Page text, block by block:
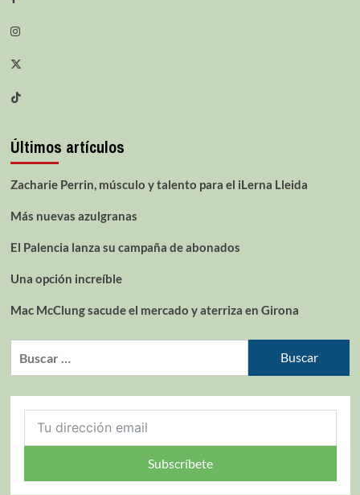
Últimos artículos
Zacharie Perrin, músculo y talento para el iLerna Lleida
Más nuevas azulgranas
El Palencia lanza su campaña de abonados
Una opción increíble
Mac McClung sacude el mercado y aterriza en Girona
Subscríbete